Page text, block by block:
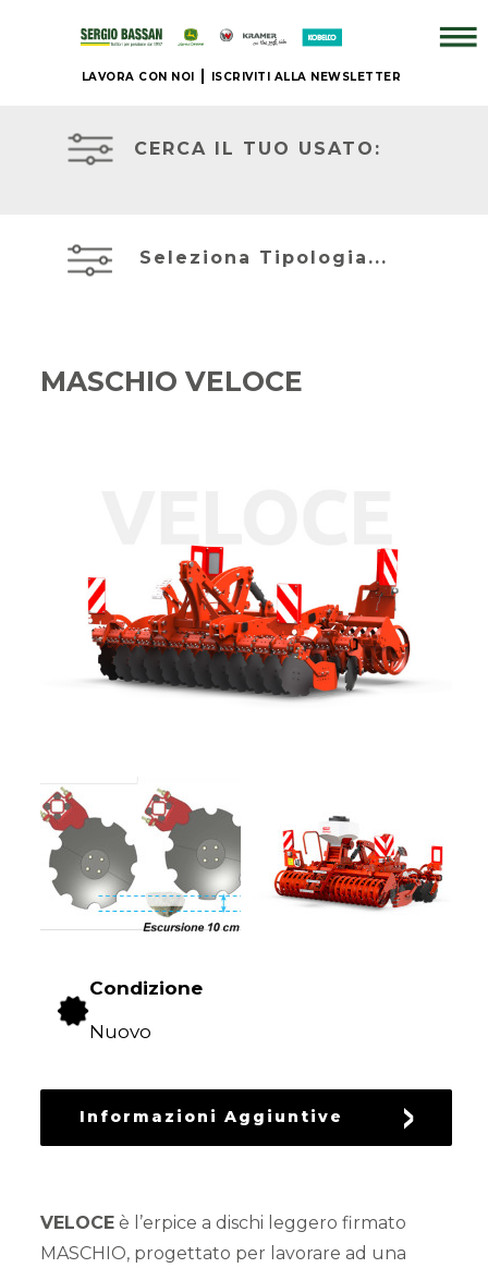
LAVORA CON NOI ISCRIVITI ALLA NEWSLETTER
NUOVO
PROMOZIONI
NEWS
CONTATTI
CERCA IL TUO USATO:
Seleziona Tipologia...
MASCHIO VELOCE
Condizione
Nuovo
Informazioni Aggiuntive
VELOCE è l’erpice a dischi leggero firmato
MASCHIO, progettato per lavorare ad una
ATTREZZATURE
CONSEGNA
SEMOVENTI
MACCHINE
PER
LA
FIENAGIONE
MACCHINE
MOVIMENTO
TERRA
DEL
TERRENO